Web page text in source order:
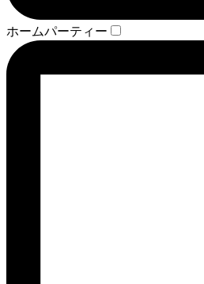
ホームパーティー